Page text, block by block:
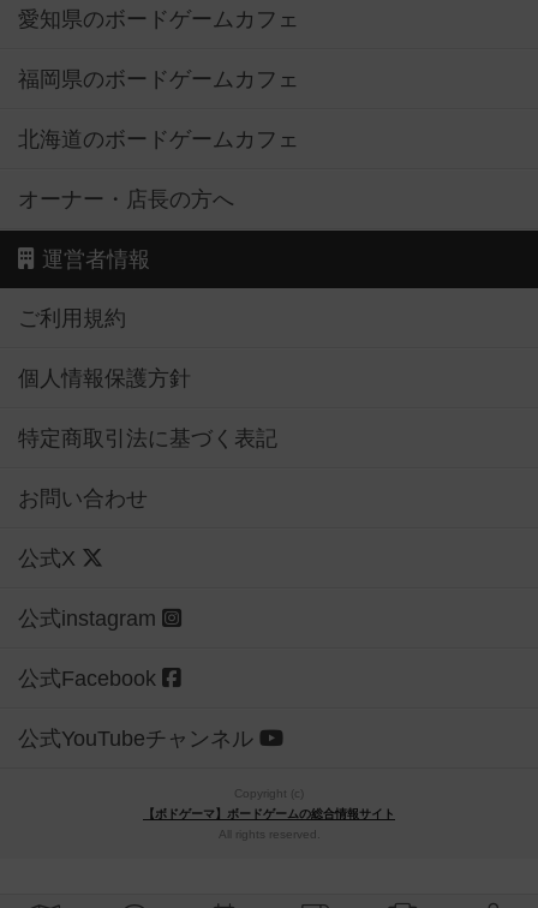
愛知県のボードゲームカフェ
福岡県のボードゲームカフェ
北海道のボードゲームカフェ
オーナー・店長の方へ
運営者情報
ご利用規約
個人情報保護方針
特定商取引法に基づく表記
お問い合わせ
公式X
公式instagram
公式Facebook
公式YouTubeチャンネル
Copyright (c)
【ボドゲーマ】ボードゲームの総合情報サイト
All rights reserved.